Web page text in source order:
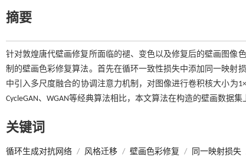
摘要
针对敦煌唐代壁画修复所面临的褪、变色以及修复后的壁画图像
制的壁画色彩修复算法。首先在循环一致性损失中添加同一映射
中引入多尺度融合的协调注意力机制，对图像进行卷积核大小为
CycleGAN、WGAN等经典算法相比，本文算法在构造的壁画数据
关键词
循环生成对抗网络 / 风格迁移 / 壁画色彩修复 / 同一映射损失